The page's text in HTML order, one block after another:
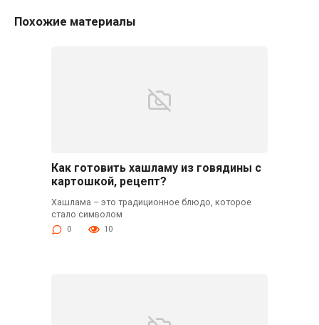
Похожие материалы
Как готовить хашламу из говядины с
картошкой, рецепт?
Хашлама – это традиционное блюдо, которое
стало символом
0 10